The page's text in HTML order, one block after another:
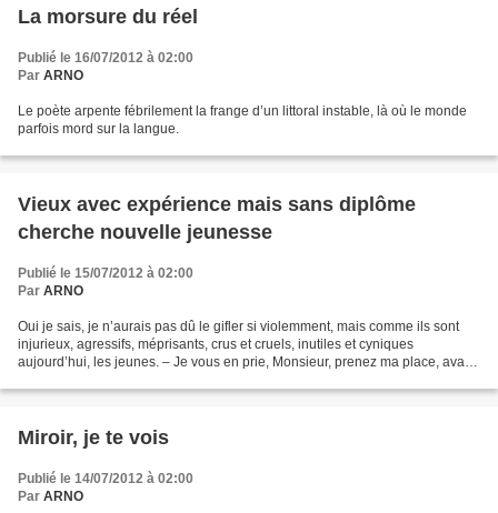
La morsure du réel
Publié le 16/07/2012 à 02:00
Par ARNO
Le poète arpente fébrilement la frange d’un littoral instable, là où le monde
parfois mord sur la langue.
Vieux avec expérience mais sans diplôme
cherche nouvelle jeunesse
Publié le 15/07/2012 à 02:00
Par ARNO
Oui je sais, je n’aurais pas dû le gifler si violemment, mais comme ils sont
injurieux, agressifs, méprisants, crus et cruels, inutiles et cyniques
aujourd’hui, les jeunes. – Je vous en prie, Monsieur, prenez ma place, avait-
Miroir, je te vois
Publié le 14/07/2012 à 02:00
Par ARNO